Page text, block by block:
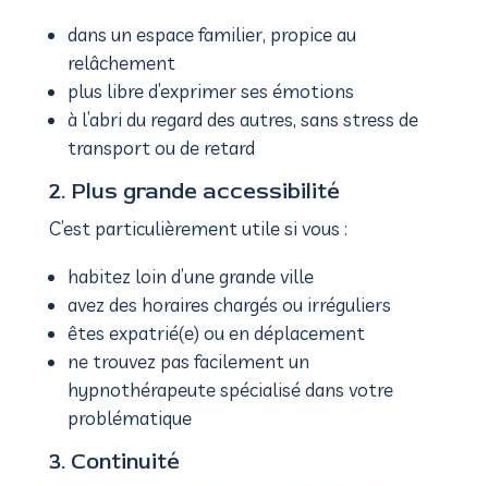
dans un espace familier, propice au
relâchement
plus libre d’exprimer ses émotions
à l’abri du regard des autres, sans stress de
transport ou de retard
2. Plus grande accessibilité
C’est particulièrement utile si vous :
habitez loin d’une grande ville
avez des horaires chargés ou irréguliers
êtes expatrié(e) ou en déplacement
ne trouvez pas facilement un
hypnothérapeute spécialisé dans votre
problématique
3. Continuité